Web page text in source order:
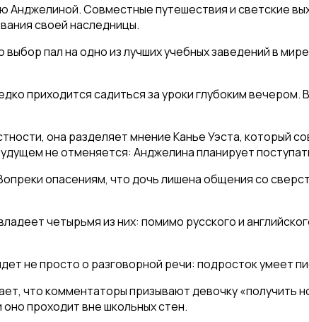
Совместные путешествия и светские
своей наследницы.
пал на одно из лучших учебных заведений в
садиться за уроки глубоким вечером.
она разделяет мнение Канье Уэста, который
не отменяется: Анджелина планирует
опасениям, что дочь лишена общения со
четырьмя из них: помимо русского и
не просто о разговорной речи: подросток умеет
что комментаторы призывают девочку «получить
проходит вне школьных стен.